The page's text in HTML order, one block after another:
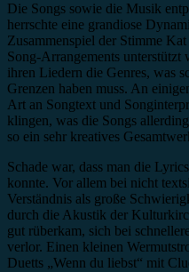
Die Songs sowie die Musik
herrschte eine grandiose
Zusammenspiel der Stimme
Song-Arrangements
ihren Liedern die Genres, was
Grenzen haben muss. An
Art an Songtext und
klingen, was die Songs
so ein sehr kreatives
Schade war, dass man die
konnte. Vor allem bei nicht
Verständnis als große
durch die Akustik der
gut rüberkam, sich bei
verlor. Einen kleinen
Duetts „Wenn du liebst“ mit